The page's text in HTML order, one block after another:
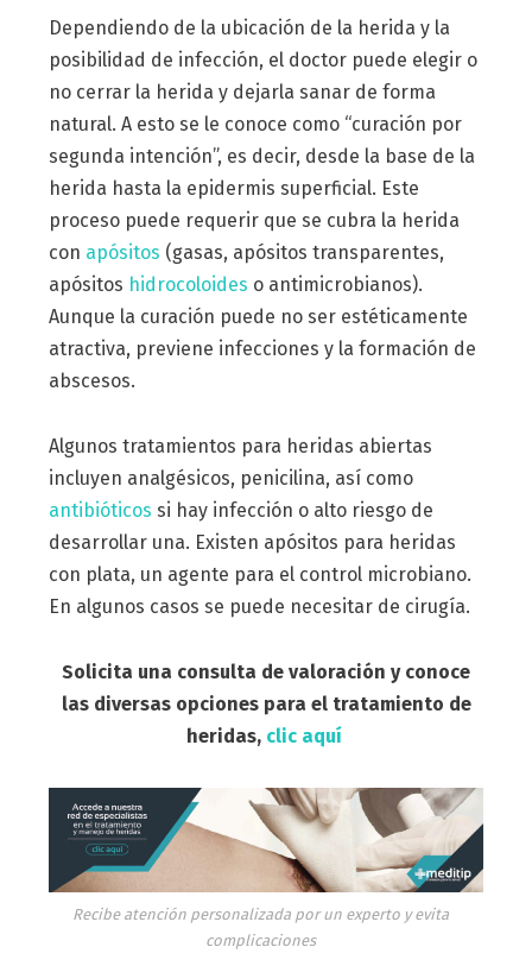
Dependiendo de la ubicación de la herida y la
posibilidad de infección, el doctor puede elegir o
no cerrar la herida y dejarla sanar de forma
natural. A esto se le conoce como “curación por
segunda intención”, es decir, desde la base de la
herida hasta la epidermis superficial. Este
proceso puede requerir que se cubra la herida
con apósitos (gasas, apósitos transparentes,
apósitos hidrocoloides o antimicrobianos).
Aunque la curación puede no ser estéticamente
atractiva, previene infecciones y la formación de
abscesos.
Algunos tratamientos para heridas abiertas
incluyen analgésicos, penicilina, así como
antibióticos si hay infección o alto riesgo de
desarrollar una. Existen apósitos para heridas
con plata, un agente para el control microbiano.
En algunos casos se puede necesitar de cirugía.
Solicita una consulta de valoración y conoce
las diversas opciones para el tratamiento de
heridas, clic aquí
Recibe atención personalizada por un experto y evita
complicaciones